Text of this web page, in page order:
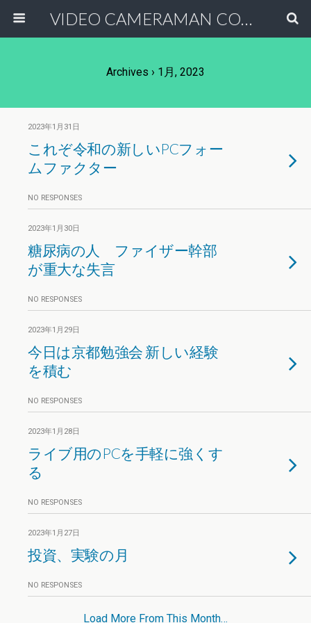
VIDEO CAMERAMAN COMMUNITY
Archives › 1月, 2023
2023年1月31日
これぞ令和の新しいPCフォー
ムファクター
NO RESPONSES
2023年1月30日
糖尿病の人 ファイザー幹部
が重大な失言
NO RESPONSES
2023年1月29日
今日は京都勉強会 新しい経験
を積む
NO RESPONSES
2023年1月28日
ライブ用のPCを手軽に強くす
る
NO RESPONSES
2023年1月27日
投資、実験の月
NO RESPONSES
Load More From This Month…